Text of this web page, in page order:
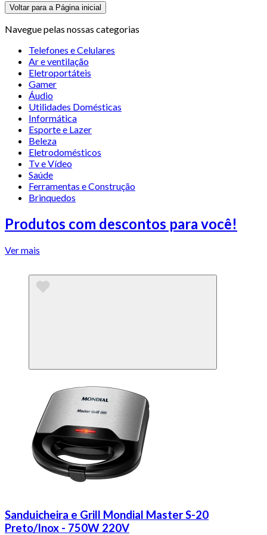
Voltar para a Página inicial
Navegue pelas nossas categorias
Telefones e Celulares
Ar e ventilação
Eletroportáteis
Gamer
Áudio
Utilidades Domésticas
Informática
Esporte e Lazer
Beleza
Eletrodomésticos
Tv e Vídeo
Saúde
Ferramentas e Construção
Brinquedos
Produtos com descontos para você!
Ver mais
Sanduicheira e Grill Mondial Master S-20
Preto/Inox - 750W 220V